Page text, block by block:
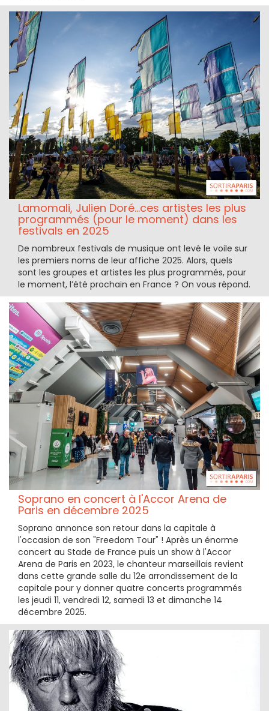
Lamomali, Julien Doré...ces artistes les plus
programmés (pour le moment) dans les
festivals en 2025
De nombreux festivals de musique ont levé le voile sur
les premiers noms de leur affiche 2025. Alors, quels
sont les groupes et artistes les plus programmés, pour
le moment, l’été prochain en France ? On vous répond.
Soprano en concert à l'Accor Arena de
Paris en décembre 2025
Soprano annonce son retour dans la capitale à
l'occasion de son "Freedom Tour" ! Après un énorme
concert au Stade de France puis un show à l'Accor
Arena de Paris en 2023, le chanteur marseillais revient
dans cette grande salle du 12e arrondissement de la
capitale pour y donner quatre concerts programmés
les jeudi 11, vendredi 12, samedi 13 et dimanche 14
décembre 2025.